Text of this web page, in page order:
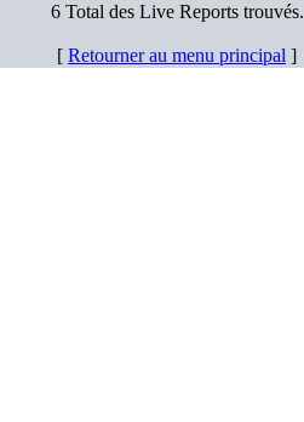
6 Total des Live Reports trouvés.
[ Retourner au menu principal ]